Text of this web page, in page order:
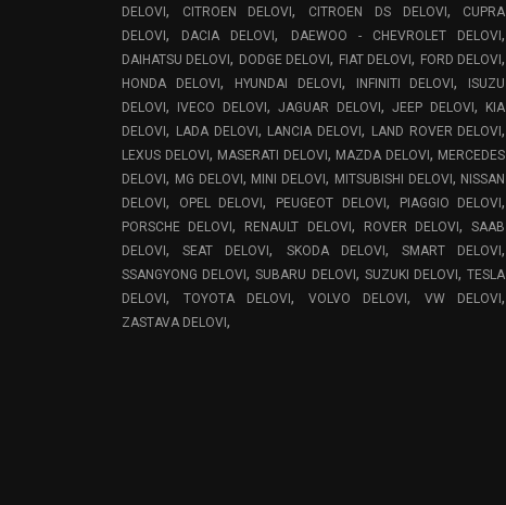
DELOVI , CITROEN DELOVI, CITROEN DS DELOVI ,
CUPRA
DELOVI , DACIA DELOVI, DAEWOO - CHEVROLET DELOVI,
DAIHATSU DELOVI, DODGE DELOVI, FIAT DELOVI, FORD DELOVI,
HONDA DELOVI , HYUNDAI DELOVI , INFINITI DELOVI,
ISUZU
DELOVI , IVECO DELOVI ,JAGUAR DELOVI ,JEEP DELOVI ,
KIA
DELOVI , LADA DELOVI , LANCIA DELOVI, LAND ROVER DELOVI,
LEXUS DELOVI , MASERATI DELOVI , MAZDA DELOVI , MERCEDES
DELOVI , MG DELOVI , MINI DELOVI, MITSUBISHI DELOVI , NISSAN
DELOVI , OPEL DELOVI, PEUGEOT DELOVI , PIAGGIO DELOVI,
PORSCHE DELOVI, RENAULT DELOVI , ROVER DELOVI,SAAB
DELOVI ,SEAT DELOVI, SKODA DELOVI ,SMART DELOVI,
SSANGYONG DELOVI,SUBARU DELOVI , SUZUKI DELOVI,TESLA
DELOVI , TOYOTA DELOVI, VOLVO DELOVI, VW DELOVI,
ZASTAVA DELOVI ,